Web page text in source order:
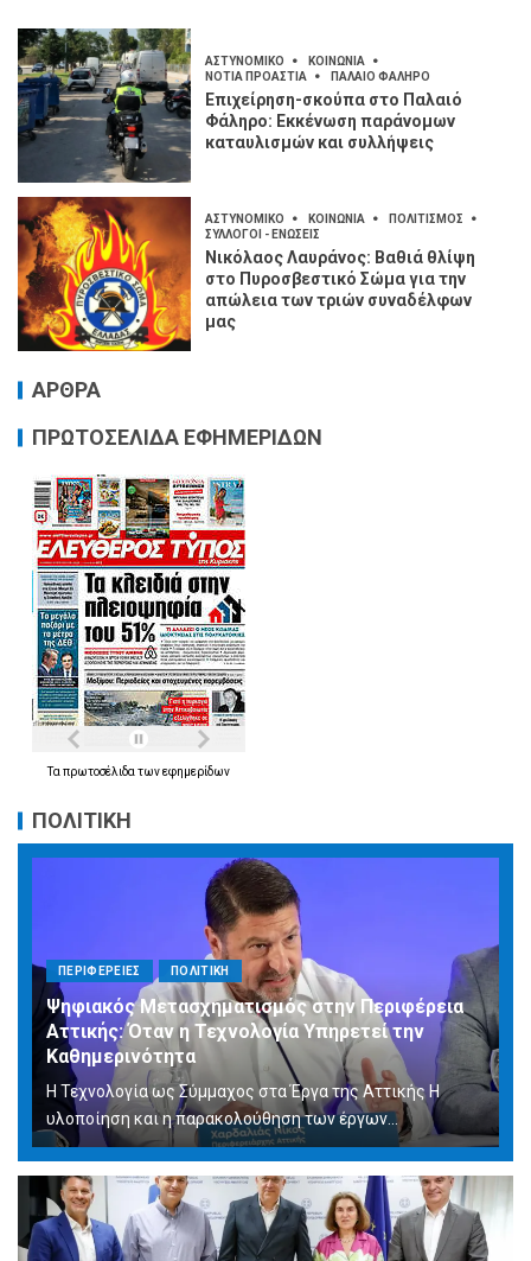
ΑΣΤΥΝΟΜΙΚΟ
ΚΟΙΝΩΝΙΑ
ΝΟΤΙΑ ΠΡΟΑΣΤΙΑ
ΠΑΛΑΙΟ ΦΑΛΗΡΟ
Επιχείρηση-σκούπα στο Παλαιό
Φάληρο: Εκκένωση παράνομων
καταυλισμών και συλλήψεις
ΑΣΤΥΝΟΜΙΚΟ ΚΟΙΝΩΝΙΑ
ΠΟΛΙΤΙΣΜΟΣ
ΣΥΛΛΟΓΟΙ - ΕΝΩΣΕΙΣ
Νικόλαος Λαυράνος: Βαθιά θλίψη
στο Πυροσβεστικό Σώμα για την
απώλεια των τριών συναδέλφων
μας
ΑΡΘΡΑ
ΠΡΩΤΟΣΕΛΙΔΑ ΕΦΗΜΕΡΙΔΩΝ
Τα πρωτοσέλιδα τωνεφημερίδων
ΠΟΛΙΤΙΚΗ
ΠΕΡΙΦΕΡΕΙΕΣ ΠΟΛΙΤΙΚΗ
Ψηφιακός Μετασχηματισμός στην Περιφέρεια
Αττικής: Όταν η Τεχνολογία Υπηρετεί την
Καθημερινότητα
Η Τεχνολογία ως Σύμμαχος στα Έργα της Αττικής Η
υλοποίηση και η παρακολούθηση των έργων...